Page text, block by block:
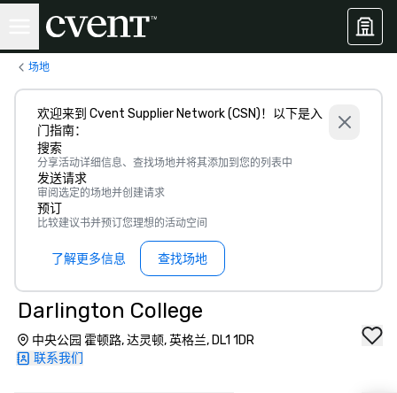
场地
欢迎来到 Cvent Supplier Network (CSN)！以下是入
门指南：
搜索
分享活动详细信息、查找场地并将其添加到您的列表中
发送请求
审阅选定的场地并创建请求
预订
比较建议书并预订您理想的活动空间
了解更多信息 查找场地
Darlington College
中央公园 霍顿路, 达灵顿, 英格兰, DL1 1DR
联系我们